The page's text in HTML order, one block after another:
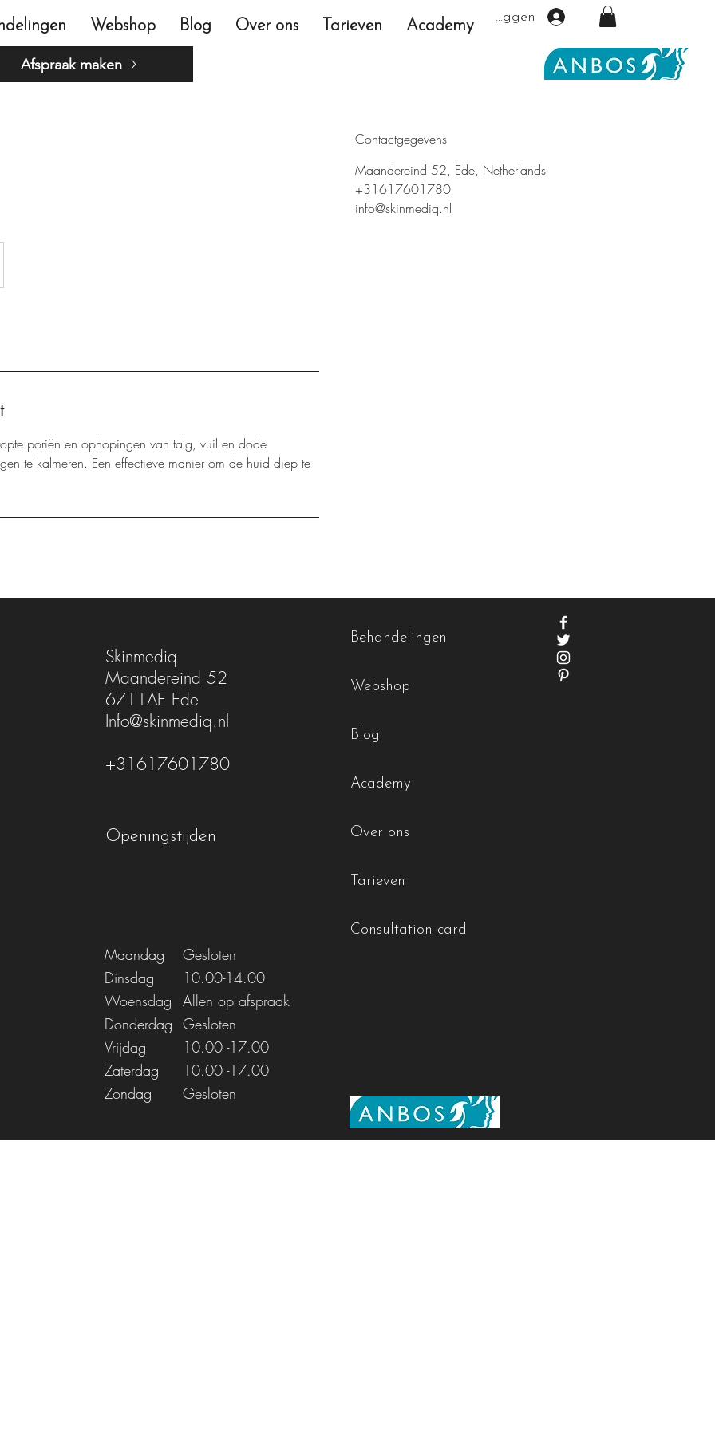
Webshop Blog Over ons Tarieven Academy
Afspraak maken
Inloggen
poriën en ophopingen van talg, vuil en dode
te kalmeren. Een effectieve manier om de huid diep te
Contactgegevens
Maandereind 52, Ede, Netherlands
+31617601780
info@skinmediq.nl
Skinmediq
Maandereind 52
6711AE Ede
Info@skinmediq.nl
+31617601780
Behandelingen
Webshop
Blog
Academy
Over ons
Tarieven
Consultation card
Openingstijden
Maandag
Dinsdag
Woensdag
Donderdag
Vrijdag
Zaterdag
Zondag
Gesloten
10.00-14.00
Allen op afspraak
Gesloten
10.00-17.00
10.00-17.00
Gesloten